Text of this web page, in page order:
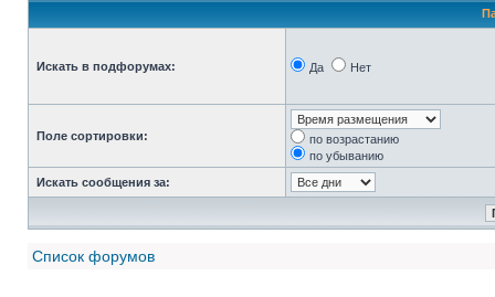
Искать в подфорумах: Да Нет
Поле сортировки:
по возрастанию
по убыванию
Искать сообщения за:
Список форумов